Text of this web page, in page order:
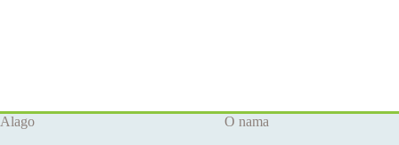
Alago
O nama